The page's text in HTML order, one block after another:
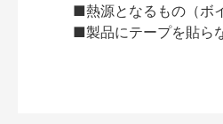
■熱源となるもの（ボ
■製品にテープを貼ら